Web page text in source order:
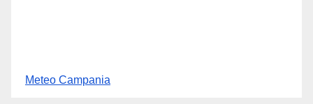
Meteo Campania